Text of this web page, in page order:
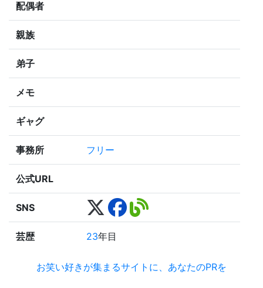
配偶者
親族
弟子
メモ
ギャグ
事務所 フリー
公式URL
SNS
芸歴 23年目
お笑い好きが集まるサイトに、あなたのPRを